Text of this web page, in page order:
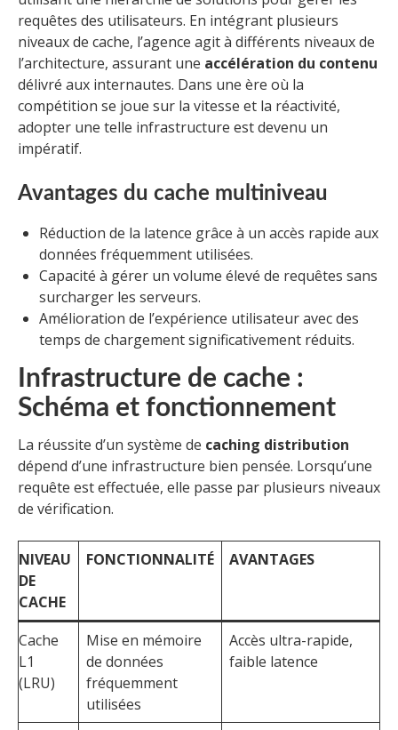
requêtes des utilisateurs. En intégrant plusieurs
niveaux de cache, l’agence agit à différents niveaux de
l’architecture, assurant une accélération du contenu
délivré aux internautes. Dans une ère où la
compétition se joue sur la vitesse et la réactivité,
adopter une telle infrastructure est devenu un
impératif.
Avantages du cache multiniveau
Réduction de la latence grâce à un accès rapide aux
données fréquemment utilisées.
Capacité à gérer un volume élevé de requêtes sans
surcharger les serveurs.
Amélioration de l’expérience utilisateur avec des
temps de chargement significativement réduits.
Infrastructure de cache :
Schéma et fonctionnement
La réussite d’un système de caching distribution
dépend d’une infrastructure bien pensée. Lorsqu’une
requête est effectuée, elle passe par plusieurs niveaux
de vérification.
NIVEAU
DE
CACHE
FONCTIONNALITÉ AVANTAGES
Cache
L1
(LRU)
Mise en mémoire
de données
fréquemment
utilisées
Accès ultra-rapide,
faible latence